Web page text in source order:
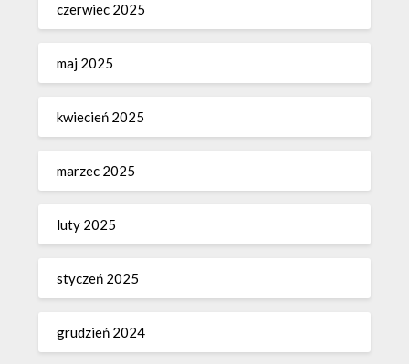
czerwiec 2025
maj 2025
kwiecień 2025
marzec 2025
luty 2025
styczeń 2025
grudzień 2024